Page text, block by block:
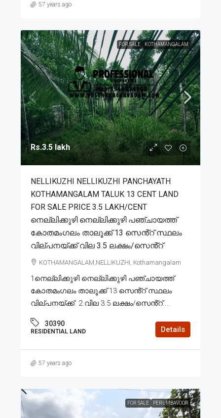
57 years ago
FOR SALE KOTHAMANGALAM
Rs.3.5 lakh
NELLIKUZHI NELLIKUZHI PANCHAYATH
KOTHAMANGALAM TALUK 13 CENT LAND
FOR SALE PRICE 3.5 LAKH/CENT
നെല്ലിക്കുഴി നെല്ലിക്കുഴി പഞ്ചായത്ത്
കോതമംഗലം താലൂക്ക് 13 സെൻ്റ് സ്ഥലം
വില്പനയ്ക്ക് വില 3.5 ലക്ഷം/സെൻ്റ്
KOTHAMANGALAM,NELLIKUZHI, Kothamangalam
1നെല്ലിക്കുഴി നെല്ലിക്കുഴി പഞ്ചായത്ത്
കോതമംഗലം താലൂക്ക് 13 സെൻ്റ് സ്ഥലം
വില്പനയ്ക്ക്. 2.വില 3.5 ലക്ഷം/സെൻ്റ്....
30390
RESIDENTIAL LAND Details
57 years ago
FOR SALE PERUMBAVOOR